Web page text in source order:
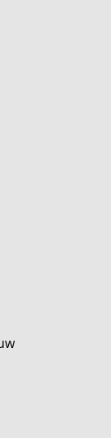
naar
website.
borg
van
de
de
de